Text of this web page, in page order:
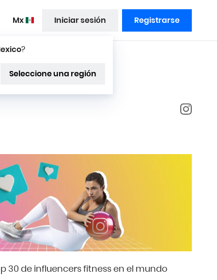
mx
?
Seleccione una región
Iniciar sesión Registrarse
30 de influencers fitness en el mundo